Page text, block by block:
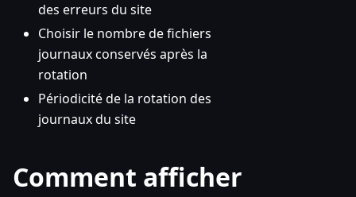
des erreurs du site
Choisir le nombre de fichiers
journaux conservés après la
rotation
Périodicité de la rotation des
journaux du site
Comment afficher